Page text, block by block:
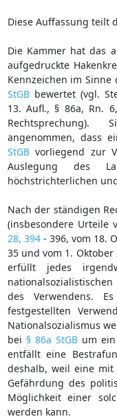
Diese Auffassung teilt
Die Kammer hat das
aufgedruckte
Kennzeichen im Sinne
StGBbewertet (vgl.
13. Aufl., § 86a, Rn.
angenommen, dass
StGBvorliegend zur
Auslegung des
höchstrichterlichen
Nach der ständigen
(insbesondere Urteile
28, 394- 396, vom 18.
35 und vom 1.
erfüllt jedes
des Verwendens.
festgestellten
Nationalsozialismus
bei § 86a StGBum ein
entfällt eine
deshalb, weil eine mit
Gefährdung des
Möglichkeit einer
werden kann.